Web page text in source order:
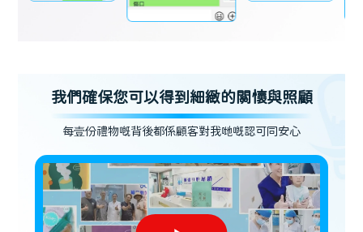
我們確保您可以得到細緻的關懷與照顧
每壹份禮物嘅背後都係顧客對我哋嘅認可同安心